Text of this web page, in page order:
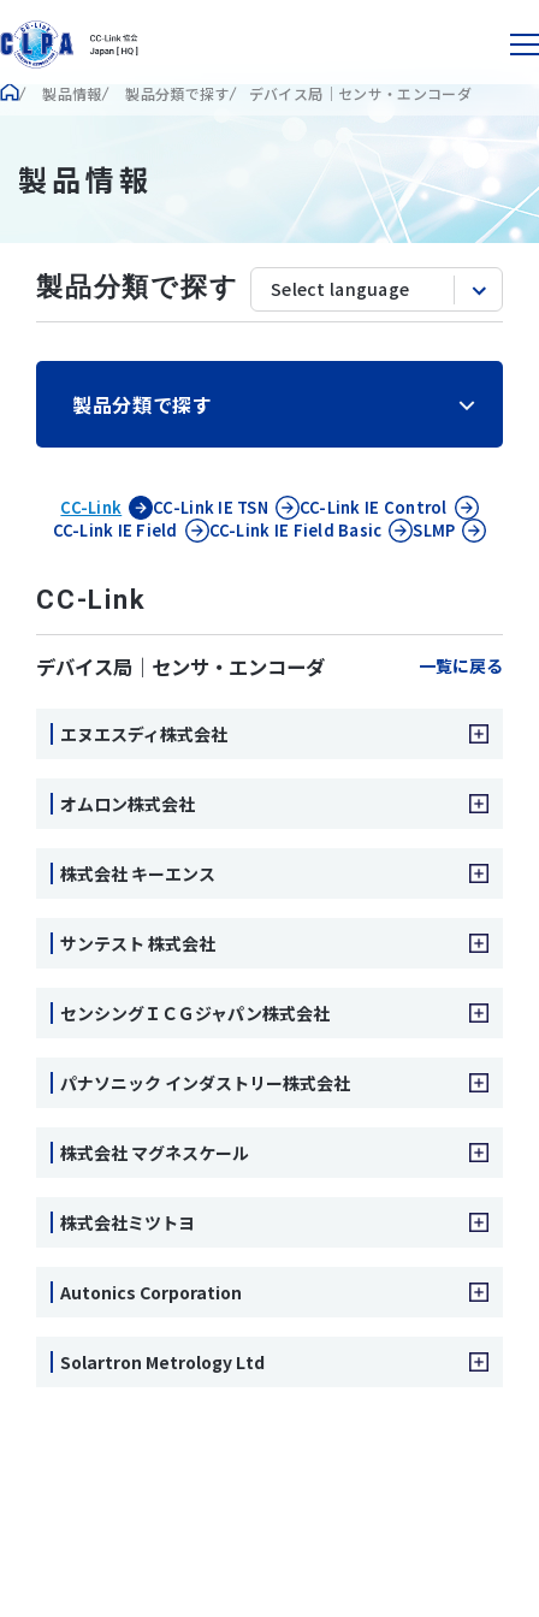
製品情報 製品分類で探す デバイス局｜センサ・エンコーダ
製品情報
製品分類で探す
製品分類で探す
CC-Link CC-Link IE TSN CC-Link IE Control
CC-Link IE Field CC-Link IE Field Basic SLMP
CC-Link
デバイス局｜センサ・エンコーダ 一覧に戻る
エヌエスディ株式会社
オムロン株式会社
株式会社 キーエンス
サンテスト 株式会社
センシングＩＣＧジャパン株式会社
パナソニック インダストリー株式会社
株式会社 マグネスケール
株式会社ミツトヨ
Autonics Corporation
Solartron Metrology Ltd